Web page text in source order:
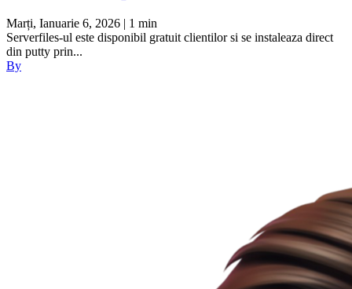
Marți, Ianuarie 6, 2026 | 1 min
Serverfiles-ul este disponibil gratuit clientilor si se instaleaza direct
din putty prin...
By